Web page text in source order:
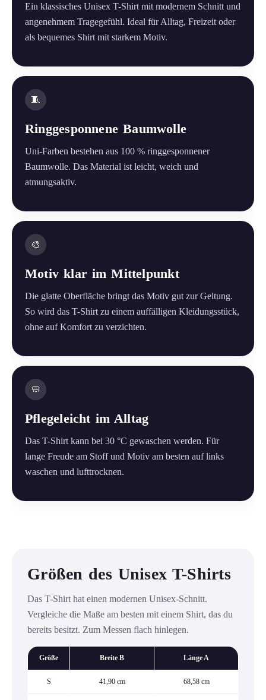
Ein klassisches Unisex T-Shirt mit modernem Schnitt und
angenehmem Tragegefühl. Ideal für Alltag, Freizeit oder
als bequemes Shirt mit starkem Motiv.
🧵
Ringgesponnene Baumwolle
Uni-Farben bestehen aus 100 % ringgesponnener
Baumwolle. Das Material ist leicht, weich und
atmungsaktiv.
🎨
Motiv klar im Mittelpunkt
Die glatte Oberfläche bringt das Motiv gut zur Geltung.
So wird das T-Shirt zu einem auffälligen Kleidungsstück,
ohne auf Komfort zu verzichten.
🧼
Pflegeleicht im Alltag
Das T-Shirt kann bei 30 °C gewaschen werden. Für
lange Freude am Stoff und Motiv am besten auf links
waschen und lufttrocknen.
Größen des Unisex T-Shirts
Das T-Shirt hat einen modernen Unisex-Schnitt.
Vergleiche die Maße am besten mit einem Shirt, das du
bereits besitzt. Zum Messen flach hinlegen.
Größe Breite B Länge A
S 41,90 cm 68,58 cm